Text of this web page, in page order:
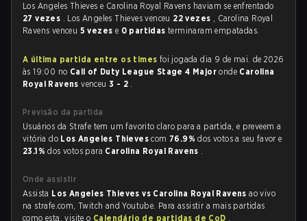
Los Angeles Thieves e Carolina Royal Ravens haviam se enfrentado
27 vezes . Los Angeles Thieves venceu 22 vezes , Carolina Royal
Ravens venceu 5 vezes e 0 partidasterminaram empatadas.
A última partida entre os times foi jogada dia 9 de mai. de 2026
às 19:00 no Call of Duty League Stage 4 Majoronde Carolina
Royal Ravensvenceu3 - 2 .
Previsão da partida
Usuários da Strafe tem um favorito claro para a partida, e preveem a
vitória do Los Angeles Thievescom 76.9%dos votos a seu favor e
23.1%dos votos para Carolina Royal Ravens .
Onde assistir
Assista Los Angeles Thieves vs Carolina Royal Ravensao vivo
na strafe.com, Twitch and Youtube. Para assistir a mais partidas
como esta, visite o Calendário de partidas de CoD .